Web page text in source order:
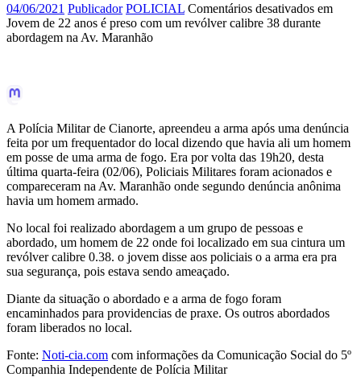
04/06/2021 Publicador POLICIAL Comentários desativados em
Jovem de 22 anos é preso com um revólver calibre 38 durante
abordagem na Av. Maranhão
A Polícia Militar de Cianorte, apreendeu a arma após uma denúncia
feita por um frequentador do local dizendo que havia ali um homem
em posse de uma arma de fogo. Era por volta das 19h20, desta
última quarta-feira (02/06), Policiais Militares foram acionados e
compareceram na Av. Maranhão onde segundo denúncia anônima
havia um homem armado.
No local foi realizado abordagem a um grupo de pessoas e
abordado, um homem de 22 onde foi localizado em sua cintura um
revólver calibre 0.38. o jovem disse aos policiais o a arma era pra
sua segurança, pois estava sendo ameaçado.
Diante da situação o abordado e a arma de fogo foram
encaminhados para providencias de praxe. Os outros abordados
foram liberados no local.
Fonte: Noti-cia.com com informações da Comunicação Social do 5º
Companhia Independente de Polícia Militar